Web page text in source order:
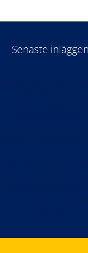
Senaste inläggen